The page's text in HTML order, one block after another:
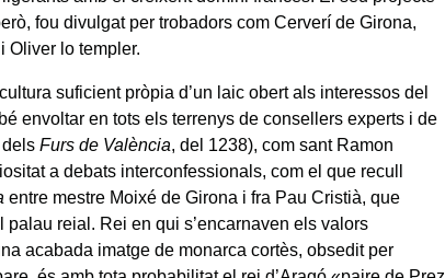
fou divulgat per trobadors com Cerverí de Girona,
Oliver lo templer.
suficient pròpia d’un laic obert als interessos del
envoltar en tots els terrenys de consellers experts i de
delsFurs de València, del 1238), com sant Ramon
a debats interconfessionals, com el que recull
entre mestre Moixé de Girona i fra Pau Cristià, que
reial. Rei en qui s’encarnaven els valors
acabada imatge de monarca cortès, obsedit per